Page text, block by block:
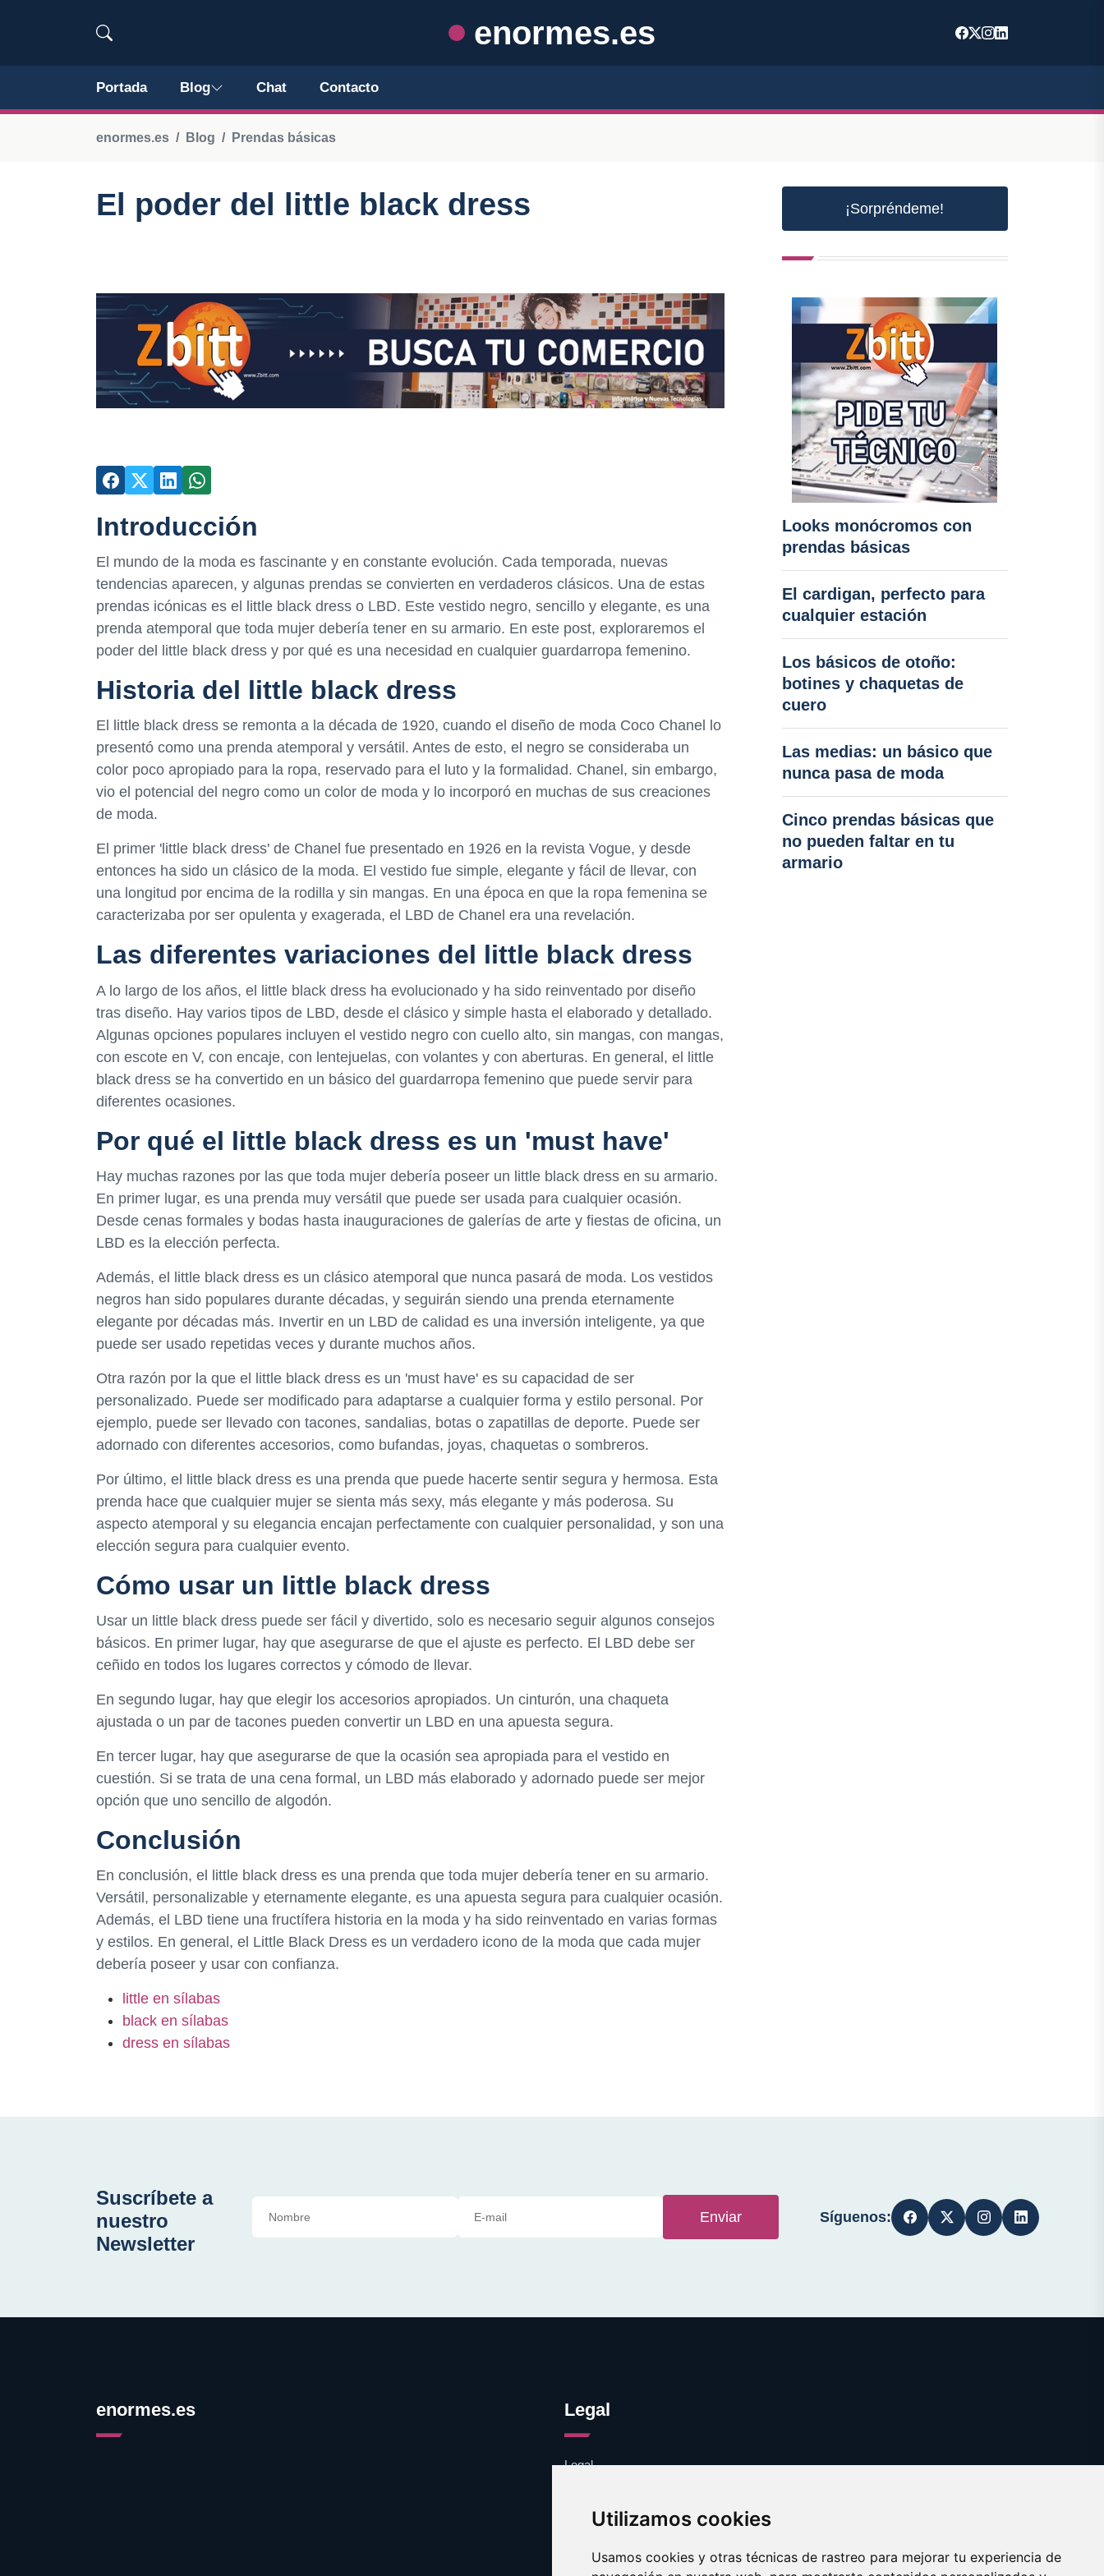
Utilizamos cookies
Usamos cookies y otras técnicas de rastreo para mejorar tu experiencia de
enormes.es
Portada Blog Chat Contacto
enormes.es Blog Prendas básicas
El poder del little black dress
Introducción
El mundo de la moda es fascinante y en constante evolución. Cada temporada, nuevas
tendencias aparecen, y algunas prendas se convierten en verdaderos clásicos. Una de estas
prendas icónicas es el little black dress o LBD. Este vestido negro, sencillo y elegante, es una
prenda atemporal que toda mujer debería tener en su armario. En este post, exploraremos el
poder del little black dress y por qué es una necesidad en cualquier guardarropa femenino.
Historia del little black dress
El little black dress se remonta a la década de 1920, cuando el diseño de moda Coco Chanel lo
presentó como una prenda atemporal y versátil. Antes de esto, el negro se consideraba un
color poco apropiado para la ropa, reservado para el luto y la formalidad. Chanel, sin embargo,
vio el potencial del negro como un color de moda y lo incorporó en muchas de sus creaciones
de moda.
El primer 'little black dress' de Chanel fue presentado en 1926 en la revista Vogue, y desde
entonces ha sido un clásico de la moda. El vestido fue simple, elegante y fácil de llevar, con
una longitud por encima de la rodilla y sin mangas. En una época en que la ropa femenina se
caracterizaba por ser opulenta y exagerada, el LBD de Chanel era una revelación.
Las diferentes variaciones del little black dress
A lo largo de los años, el little black dress ha evolucionado y ha sido reinventado por diseño
tras diseño. Hay varios tipos de LBD, desde el clásico y simple hasta el elaborado y detallado.
Algunas opciones populares incluyen el vestido negro con cuello alto, sin mangas, con mangas,
con escote en V, con encaje, con lentejuelas, con volantes y con aberturas. En general, el little
black dress se ha convertido en un básico del guardarropa femenino que puede servir para
diferentes ocasiones.
Por qué el little black dress es un 'must have'
Hay muchas razones por las que toda mujer debería poseer un little black dress en su armario.
En primer lugar, es una prenda muy versátil que puede ser usada para cualquier ocasión.
Desde cenas formales y bodas hasta inauguraciones de galerías de arte y fiestas de oficina, un
LBD es la elección perfecta.
Además, el little black dress es un clásico atemporal que nunca pasará de moda. Los vestidos
negros han sido populares durante décadas, y seguirán siendo una prenda eternamente
elegante por décadas más. Invertir en un LBD de calidad es una inversión inteligente, ya que
puede ser usado repetidas veces y durante muchos años.
Otra razón por la que el little black dress es un 'must have' es su capacidad de ser
personalizado. Puede ser modificado para adaptarse a cualquier forma y estilo personal. Por
ejemplo, puede ser llevado con tacones, sandalias, botas o zapatillas de deporte. Puede ser
adornado con diferentes accesorios, como bufandas, joyas, chaquetas o sombreros.
Por último, el little black dress es una prenda que puede hacerte sentir segura y hermosa. Esta
prenda hace que cualquier mujer se sienta más sexy, más elegante y más poderosa. Su
aspecto atemporal y su elegancia encajan perfectamente con cualquier personalidad, y son una
elección segura para cualquier evento.
Cómo usar un little black dress
Usar un little black dress puede ser fácil y divertido, solo es necesario seguir algunos consejos
básicos. En primer lugar, hay que asegurarse de que el ajuste es perfecto. El LBD debe ser
ceñido en todos los lugares correctos y cómodo de llevar.
En segundo lugar, hay que elegir los accesorios apropiados. Un cinturón, una chaqueta
ajustada o un par de tacones pueden convertir un LBD en una apuesta segura.
En tercer lugar, hay que asegurarse de que la ocasión sea apropiada para el vestido en
cuestión. Si se trata de una cena formal, un LBD más elaborado y adornado puede ser mejor
opción que uno sencillo de algodón.
Conclusión
En conclusión, el little black dress es una prenda que toda mujer debería tener en su armario.
Versátil, personalizable y eternamente elegante, es una apuesta segura para cualquier ocasión.
Además, el LBD tiene una fructífera historia en la moda y ha sido reinventado en varias formas
y estilos. En general, el Little Black Dress es un verdadero icono de la moda que cada mujer
debería poseer y usar con confianza.
little en sílabas
black en sílabas
dress en sílabas
¡Sorpréndeme!
Looks monócromos con
prendas básicas
El cardigan, perfecto para
cualquier estación
Los básicos de otoño:
botines y chaquetas de
cuero
Las medias: un básico que
nunca pasa de moda
Cinco prendas básicas que
no pueden faltar en tu
armario
Suscríbete a
nuestro
Newsletter
Enviar Síguenos:
enormes.es Legal
Legal
Contacto